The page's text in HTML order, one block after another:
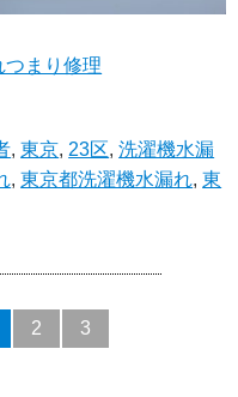
つまり修理
,東京, 23区,洗濯機水漏
,東京都洗濯機水漏れ,東
2 3